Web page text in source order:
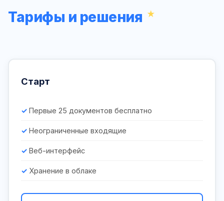
Тарифы и решения
Старт
Первые 25 документов бесплатно
Неограниченные входящие
Веб-интерфейс
Хранение в облаке